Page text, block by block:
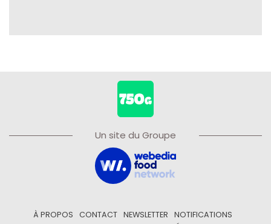
Un site du Groupe
À PROPOS CONTACT NEWSLETTER
NOTIFICATIONS